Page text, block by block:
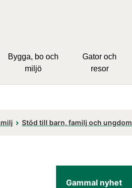
Bygga, bo och
miljö
Gator och
resor
Stöd till barn, familj och ungdom
Gammal nyhet